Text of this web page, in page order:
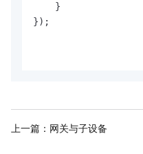
    }
});
上一篇： 网关与子设备